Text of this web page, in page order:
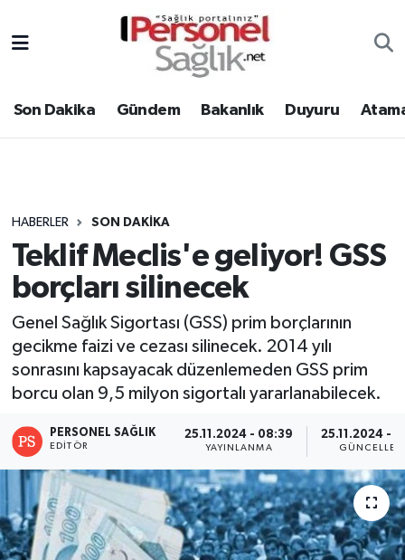
Son Dakika Gündem Bakanlık Duyuru
HABERLER SON DAKIKA
Teklif Meclis'e geliyor! GSS
borçları silinecek
Genel Sağlık Sigortası (GSS) prim borçlarının
gecikme faizi ve cezası silinecek. 2014 yılı
sonrasını kapsayacak düzenlemeden GSS prim
borcu olan 9,5 milyon sigortalı yararlanabilecek.
PERSONEL SAĞLIK
EDITÖR
25.11.2024 - 08:39
YAYINLANMA
25.11.2024 -
Gündem
Atamalar
Mevzuat
Sendika
Kpss - Sınav
Nöbetçi Eczaneler
Hava Durumu
Tüm Manşetler
Son Dakika Haberleri
Haber Arşivi